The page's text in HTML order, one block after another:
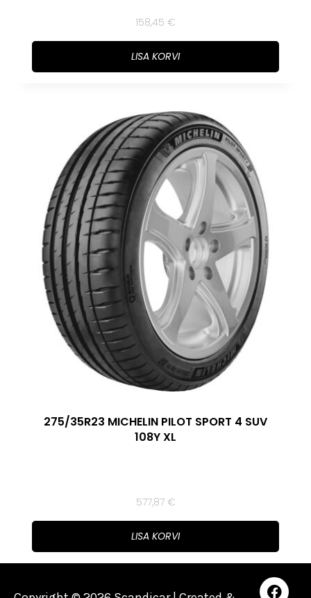
158,45 €
LISA KORVI
275/35R23 MICHELIN PILOT SPORT 4 SUV
108Y XL
577,87 €
LISA KORVI